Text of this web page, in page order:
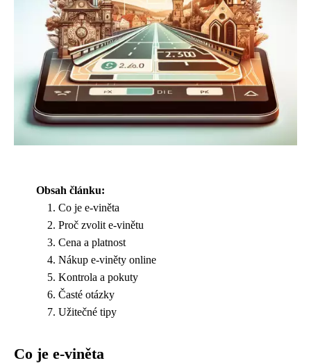
Obsah článku:
Co je e-viněta
Proč zvolit e-vinětu
Cena a platnost
Nákup e-viněty online
Kontrola a pokuty
Časté otázky
Užitečné tipy
Co je e-viněta